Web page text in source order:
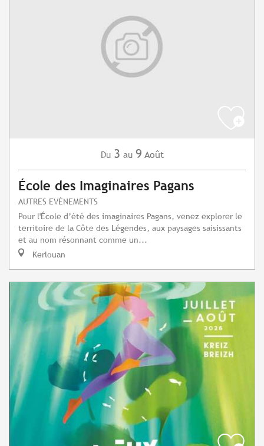
Du 3 au 9 Août
École des Imaginaires Pagans
AUTRES EVÈNEMENTS
Pour l'École d’été des imaginaires Pagans, venez explorer le
territoire de la Côte des Légendes, aux paysages saisissants
et au nom résonnant comme un...
Kerlouan